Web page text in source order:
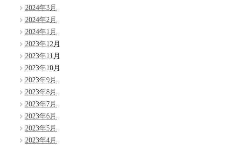
2024年3月
2024年2月
2024年1月
2023年12月
2023年11月
2023年10月
2023年9月
2023年8月
2023年7月
2023年6月
2023年5月
2023年4月